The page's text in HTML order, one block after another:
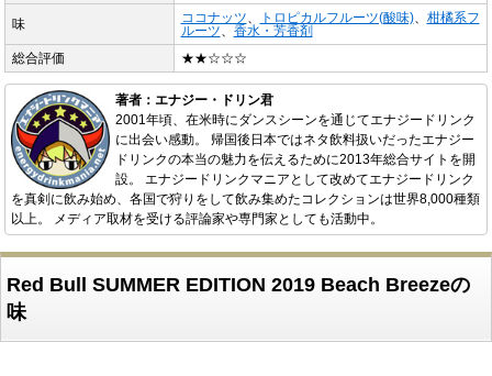
味 ココナッツ、 トロピカルフルーツ(酸味)、 柑橘系フ
ルーツ、 香水・芳香剤
総合評価
★★☆☆☆
著者：エナジー・ドリン君
2001年頃、在米時にダンスシーンを通じてエナジードリンク
に出会い感動。 帰国後日本ではネタ飲料扱いだったエナジー
ドリンクの本当の魅力を伝えるために2013年総合サイトを開
設。 エナジードリンクマニアとして改めてエナジードリンク
を真剣に飲み始め、各国で狩りをして飲み集めたコレクションは世界8,000種類
以上。 メディア取材を受ける評論家や専門家としても活動中。
Red Bull SUMMER EDITION 2019 Beach Breezeの
味